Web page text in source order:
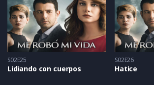
S02E25
Lidiando con cuerpos
S02E26
Hatice